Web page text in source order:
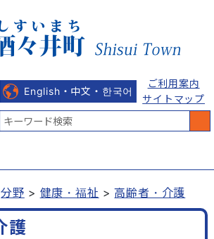
English・中文・한국어
ご利用案内
サイトマップ
祉 産業・しごと
分野 健康・福祉 高齢者・介護
護